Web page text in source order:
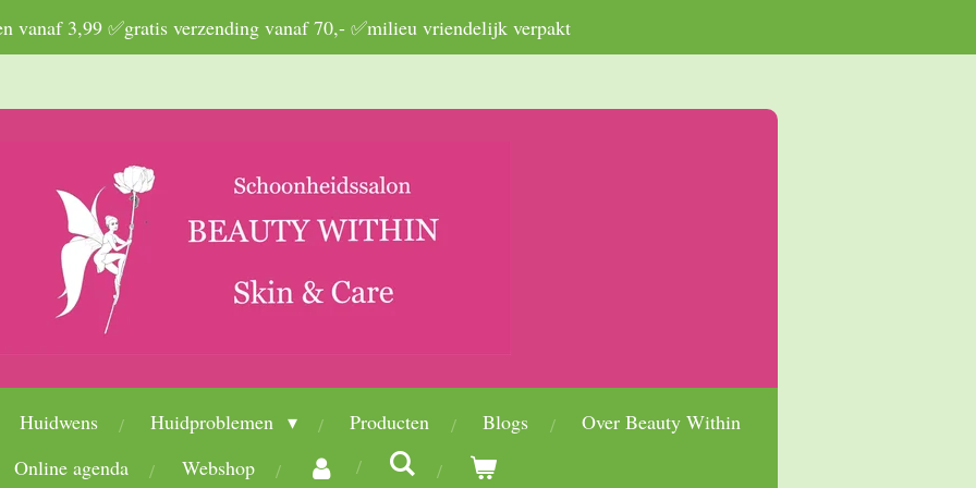
vanaf 3,99 ✅gratis verzending vanaf 70,- ✅milieu vriendelijk verpakt
Huidwens Huidproblemen Producten Blogs
Over Beauty Within
Online agenda
Webshop